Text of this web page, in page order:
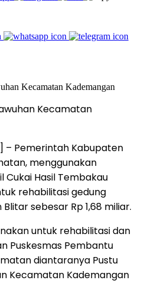
Kecamatan
– Pemerintah Kabupaten
menggunakan
Cukai Hasil Tembakau
rehabilitasi gedung
sebesar Rp 1,68 miliar.
untuk rehabilitasi dan
Puskesmas Pembantu
diantaranya Pustu
Kecamatan Kademangan